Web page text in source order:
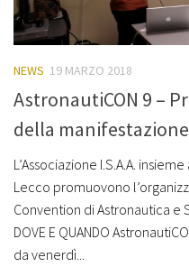
NEWS 19 MARZO 2018
AstronautiCON 9 –
della manifestazione
L’Associazione I.S.A.A.
Lecco promuovono
Convention di Astronautica e
DOVE E QUANDO
da venerdì...